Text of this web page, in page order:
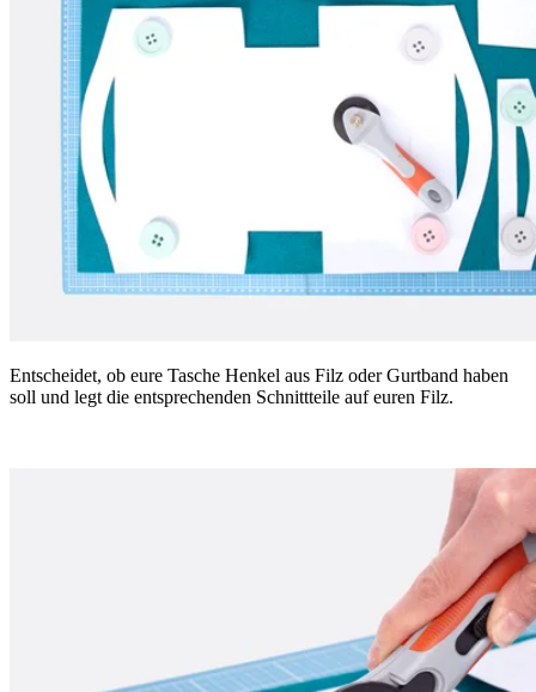
Entscheidet, ob eure Tasche Henkel aus Filz oder Gurtband haben
soll und legt die entsprechenden Schnittteile auf euren Filz.